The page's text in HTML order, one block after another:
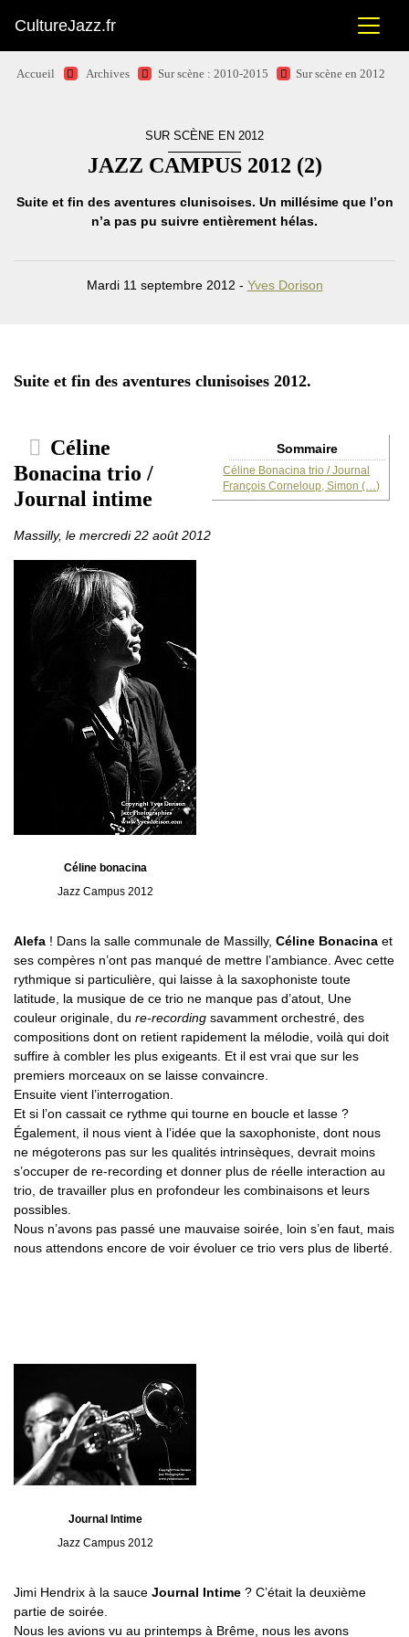
CultureJazz.fr
Accueil Archives Sur scène : 2010-2015 Sur scène en 2012
SUR SCÈNE EN 2012
JAZZ CAMPUS 2012 (2)
Suite et fin des aventures clunisoises. Un millésime que l’on
n’a pas pu suivre entièrement hélas.
Mardi 11 septembre 2012 - Yves Dorison
Suite et fin des aventures clunisoises 2012.
Sommaire
Céline Bonacina trio / Journal
François Corneloup, Simon (…)
Céline
Bonacina trio /
Journal intime
Massilly, le mercredi 22 août 2012
Céline bonacina
Jazz Campus 2012
Alefa ! Dans la salle communale de Massilly, Céline Bonacina et
ses compères n’ont pas manqué de mettre l’ambiance. Avec cette
rythmique si particulière, qui laisse à la saxophoniste toute
latitude, la musique de ce trio ne manque pas d’atout, Une
couleur originale, du re-recording savamment orchestré, des
compositions dont on retient rapidement la mélodie, voilà qui doit
suffire à combler les plus exigeants. Et il est vrai que sur les
premiers morceaux on se laisse convaincre.
Ensuite vient l’interrogation.
Et si l’on cassait ce rythme qui tourne en boucle et lasse ?
Également, il nous vient à l’idée que la saxophoniste, dont nous
ne mégoterons pas sur les qualités intrinsèques, devrait moins
s’occuper de re-recording et donner plus de réelle interaction au
trio, de travailler plus en profondeur les combinaisons et leurs
possibles.
Nous n’avons pas passé une mauvaise soirée, loin s’en faut, mais
nous attendons encore de voir évoluer ce trio vers plus de liberté.
Journal Intime
Jazz Campus 2012
Jimi Hendrix à la sauce Journal Intime ? C’était la deuxième
partie de soirée.
Nous les avions vu au printemps à Brême, nous les avons